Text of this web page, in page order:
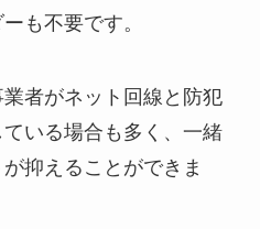
も不要です。
者がネット回線と防犯
いる場合も多く、一緒
抑えることができま